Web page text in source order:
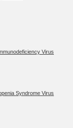
Virus
Syndrome Virus